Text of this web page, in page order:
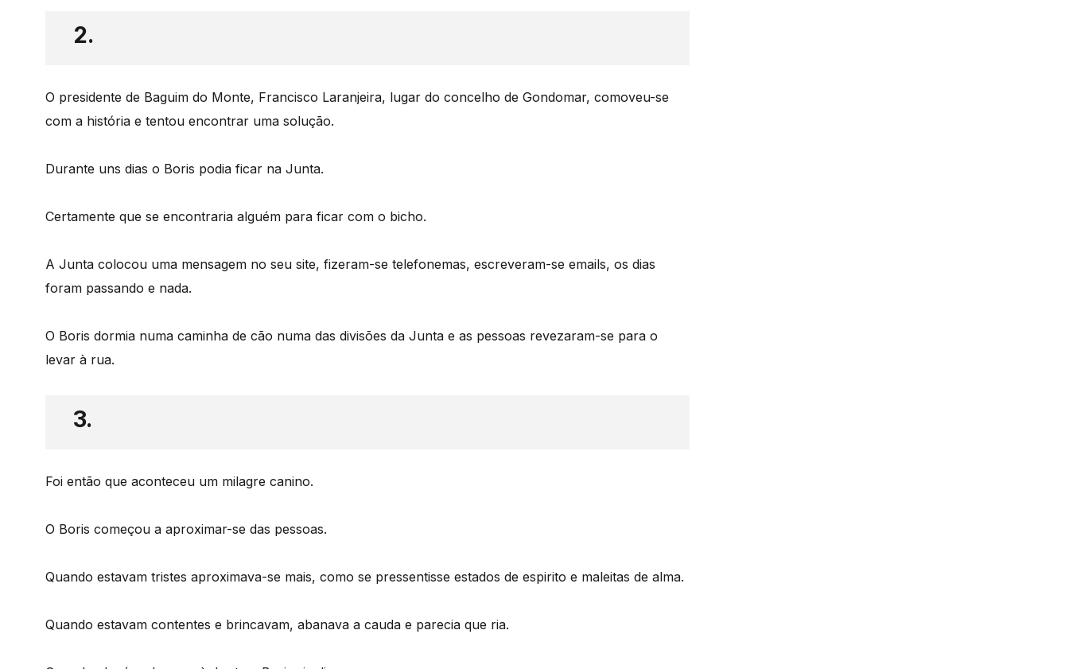
2.
O presidente de Baguim do Monte, Francisco Laranjeira, lugar do concelho de Gondomar, comoveu-se
com a história e tentou encontrar uma solução.
Durante uns dias o Boris podia ficar na Junta.
Certamente que se encontraria alguém para ficar com o bicho.
A Junta colocou uma mensagem no seu site, fizeram-se telefonemas, escreveram-se emails, os dias
foram passando e nada.
O Boris dormia numa caminha de cão numa das divisões da Junta e as pessoas revezaram-se para o
levar à rua.
3.
Foi então que aconteceu um milagre canino.
O Boris começou a aproximar-se das pessoas.
Quando estavam tristes aproximava-se mais, como se pressentisse estados de espirito e maleitas de alma.
Quando estavam contentes e brincavam, abanava a cauda e parecia que ria.